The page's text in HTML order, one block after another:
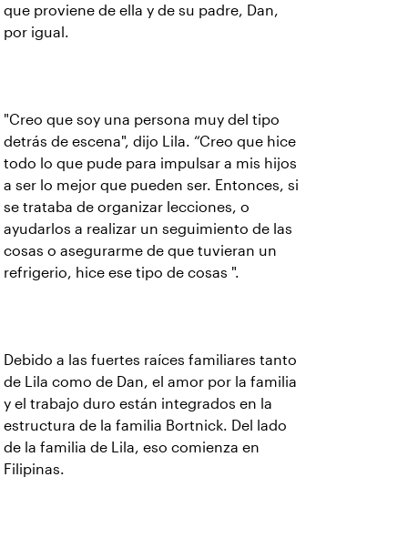
que proviene de ella y de su padre, Dan,
por igual.
"Creo que soy una persona muy del tipo
detrás de escena", dijo Lila. “Creo que hice
todo lo que pude para impulsar a mis hijos
a ser lo mejor que pueden ser. Entonces, si
se trataba de organizar lecciones, o
ayudarlos a realizar un seguimiento de las
cosas o asegurarme de que tuvieran un
refrigerio, hice ese tipo de cosas ".
Debido a las fuertes raíces familiares tanto
de Lila como de Dan, el amor por la familia
y el trabajo duro están integrados en la
estructura de la familia Bortnick. Del lado
de la familia de Lila, eso comienza en
Filipinas.